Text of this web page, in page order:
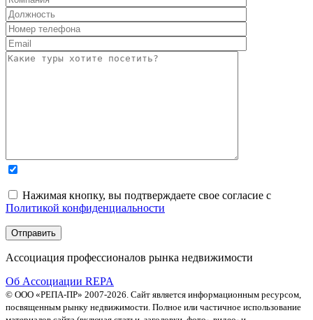
Нажимая кнопку, вы подтверждаете свое согласие с
Политикой конфиденциальности
Ассоциация профессионалов рынка недвижимости
Об Ассоциации REPA
© ООО «РЕПА-ПР» 2007-2026. Сайт является информационным ресурсом,
посвященным рынку недвижимости. Полное или частичное использование